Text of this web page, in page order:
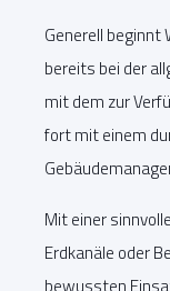
Generell
bereits bei der
mit dem zur
fort mit einem
Mit einer
Erdkanäle oder
bewussten